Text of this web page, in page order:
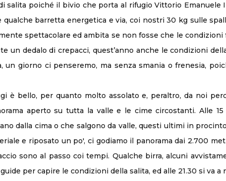
salita poiché il bivio che porta al rifugio Vittorio Emanuele
barretta energetica e via, coi nostri 30 kg sulle
spettacolare ed ambita se non fosse che le
un dedalo di crepacci, quest’anno anche le condizioni
un giorno ci penseremo, ma senza smania o frenesia,
è bello, per quanto molto assolato e, peraltro, da noi
aperto su tutta la valle e le cime circostanti. Alle
dalla cima o che salgono da valle, questi ultimi in
e riposato un po', ci godiamo il panorama dai 2.700
sono al passo coi tempi. Qualche birra, alcuni
per capire le condizioni della salita, ed alle 21.30 si va a